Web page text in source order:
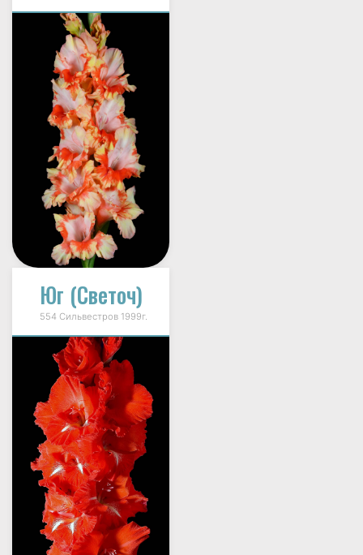
Юг (Светоч)
554 Сильвестров 1999г.